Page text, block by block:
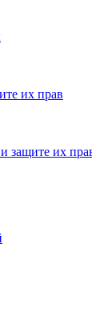
их прав
защите их